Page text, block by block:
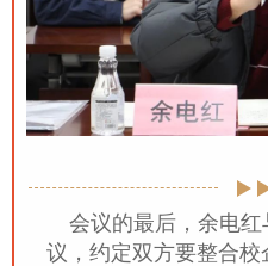
会议的最后，余电
议，约定双方要整合